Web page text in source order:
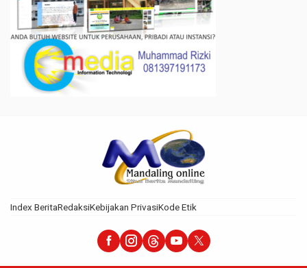
Index BeritaRedaksiKebijakan PrivasiKode Etik